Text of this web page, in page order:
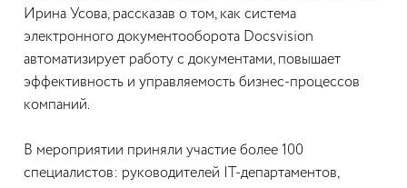
Ирина Усова, рассказав о том, как система
электронного документооборота Docsvision
автоматизирует работу с документами, повышает
эффективность и управляемость бизнес-процессов
компаний.
В мероприятии приняли участие более 100
специалистов: руководителей IT-департаментов,